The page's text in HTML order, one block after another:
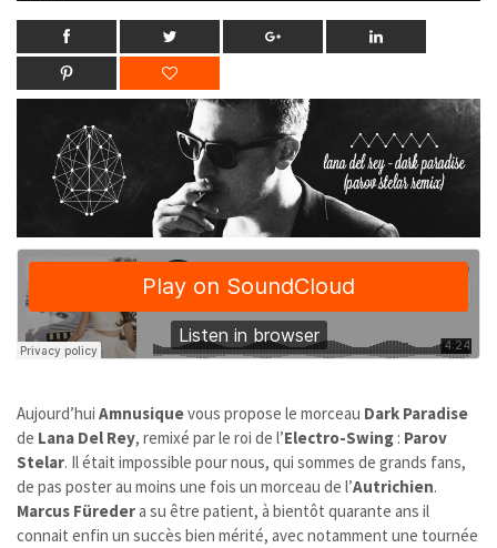
Aujourd’hui Amnusiquevous propose le morceau Dark Paradise
de Lana Del Rey, remixé par le roi de l’Electro-Swing : Parov
Stelar. Il était impossible pour nous, qui sommes de grands fans,
de pas poster au moins une fois un morceau de l’Autrichien.
Marcus Füredera su être patient, à bientôt quarante ans il
connait enfin un succès bien mérité, avec notamment une tournée